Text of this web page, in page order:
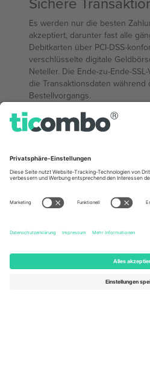
Es werden nur die besten
akzeptiert, darunter fast alle
Debitkarten über PCI-DSS-
verschlüsselte digitale
Neteller. Die Ende-zu-Ende-
die Transaktionsdaten während
Bestellvorgangs.
Schnelle
Versand mit
Stunden nach
Minute ist eine Abholung (Will-
für den Großen
Saudi-Arabien
Als eine der neuesten